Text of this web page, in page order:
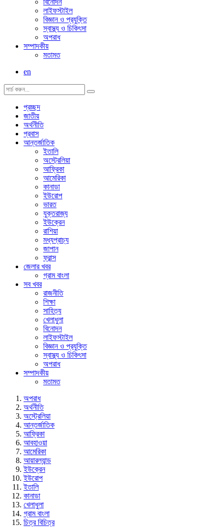
বিনোদন
লাইফস্টাইল
বিজ্ঞান ও প্রযুক্তি
স্বাস্থ্য ও চিকিৎসা
অপরাধ
সম্পাদকীয়
মতামত
en
প্রচ্ছদ
জাতীয়
অর্থনীতি
প্রবাস
আন্তর্জাতিক
ইতালি
অস্ট্রেলিয়া
আফ্রিকা
আমেরিকা
কানাডা
ইউরোপ
ভারত
যুক্তরাজ্য
ইউক্রেন
রাশিয়া
মধ্যপ্রাচ্য
জাপান
ফ্রান্স
জেলার খবর
গ্রাম বাংলা
সব খবর
রাজনীতি
শিক্ষা
সাহিত্য
খেলাধুলা
বিনোদন
লাইফস্টাইল
বিজ্ঞান ও প্রযুক্তি
স্বাস্থ্য ও চিকিৎসা
অপরাধ
সম্পাদকীয়
মতামত
অপরাধ
অর্থনীতি
অস্ট্রেলিয়া
আন্তর্জাতিক
আফ্রিকা
আবহাওয়া
আমেরিকা
আয়ারল্যান্ড
ইউক্রেন
ইউরোপ
ইতালি
কানাডা
খেলাধুলা
গ্রাম বাংলা
চিত্র বিচিত্র